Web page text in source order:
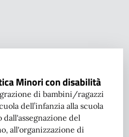
Minori con disabilità
di bambini/ragazzi
dell’infanzia alla scuola
del
all'organizzazione di